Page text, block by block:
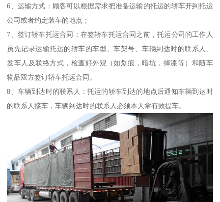
6、运输方式：顾客可以根据需求把准备运输的托运的轿车开到托运
公司或者约定装车的地点；
7、签订轿车托运合同：在签轿车托运合同之前，托运公司的工作人
员先记录运输托运的轿车的车型、车架号、车辆到达时的联系人、
发车人及联络方式，检查好外观（如划痕，暗坑，掉漆等）和随车
物品双方签订轿车托运合同。
8、车辆到达时的联系人：托运的轿车到达的地点后通知车辆到达时
的联系人接车，车辆到达时的联系人必须本人拿有效提车。